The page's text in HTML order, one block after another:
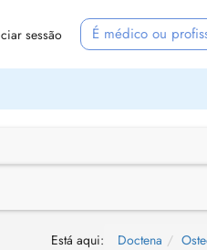
sessão É médico ou
Está aqui: Doctena